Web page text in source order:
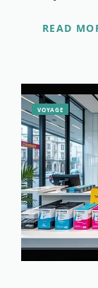
READ
VOYAGE